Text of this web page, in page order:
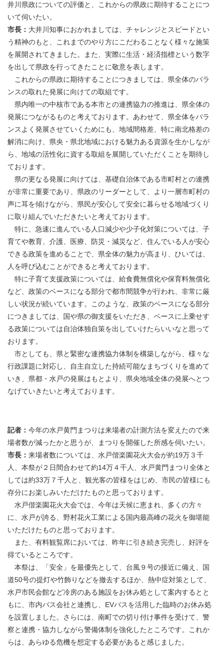
井川県政についての評価と、これからの県政に期待することにつ
いて伺いたい。
市長： 大井川知事におかれましては、チャレンジとスピードとい
う精神のもと、これまでのやり方にこだわることなく様々な施策
を展開されてきました。また、実際に生活・経済指標という数字
を出して県政を行ってきたことに敬意を表します。
これからの県政に期待することにつきましては、県全体のバラ
ンスの取れた発展に向けての取組です。
県内唯一の中核市である本市との連携協力の推進は、県全体の
発展につながるものと考えております。あわせて、県全体をバラ
ンスよく発展させていくためにも、地域間格差、特に南北格差の
解消に向け、県央・県北地域における魅力ある資源を生かしなが
ら、地域の活性化に資する取組を展開していただくことを期待し
ております。
県の更なる発展に向けては、基礎自治体である市町村との連携
が非常に重要であり、県政のリーダーとして、より一層市町村の
声に耳を傾けながら、県民が安心して安全に暮らせる地域づくり
に取り組んでいただきたいと考えております。
特に、急速に進んでいる人口減少や少子化対策については、子
育てや教育、介護、医療、防災・減災など、住んでいる人が安心
できる政策を進めることで、県全体の魅力が高まり、ひいては、
人を呼び込むことができると考えております。
特に子育て支援政策については、給食費無償化や保育料無償化
など、政策のベースになる部分で都市間競争が行われ、非常に厳
しい状況が続いています。このような、政策のベースになる部分
につきましては、国や県の御支援をいただき、ベースに上乗せす
る政策については自治体独自策を出していけたらいいなと思って
おります。
市としても、県と緊密な連携協力体制を構築しながら、様々な
行政課題に対応し、自主自立した持続可能なまちづくりを進めて
いき、県都・水戸の発展はもとより、県央地域全体の発展へとつ
なげていきたいと考えております。
記者： 今年の水戸黄門まつりは来場者の計測方法を変えたので来
場者数が減ったかと思うが、まつりを開催した所感を伺いたい。
市長： 来場者数については、水戸偕楽園花火大会が約19万３千
人、本祭が２日間合わせて約14万４千人、水戸黄門まつり全体と
しては約33万７千人と、観光客の皆様をはじめ、市民の皆様にも
存分にお楽しみいただけたものと思っております。
水戸偕楽園花火大会では、今年は天候に恵まれ、多くの方々
に、水戸が誇る、野村花火工業による国内最高峰の花火を御堪能
いただけたものと思っております。
また、有料観覧席においては、昨年に引き続き完売し、好評を
得ているところです。
本祭は、「安全」を最優先として、台風９号の接近に備え、国
道50号の提灯や竹飾りなどを撤去するほか、熱中症対策として、
水戸市民会館など冷房のある施設をお休み処として案内するとと
もに、市内バス会社と連携し、EVバスを活用した臨時のお休み処
を設置しました。さらには、南町での切り付け事件を受けて、警
察と連携・協力しながら警備体制を強化したところです。これか
らは、あらゆる危機を想定する必要があると感じました。